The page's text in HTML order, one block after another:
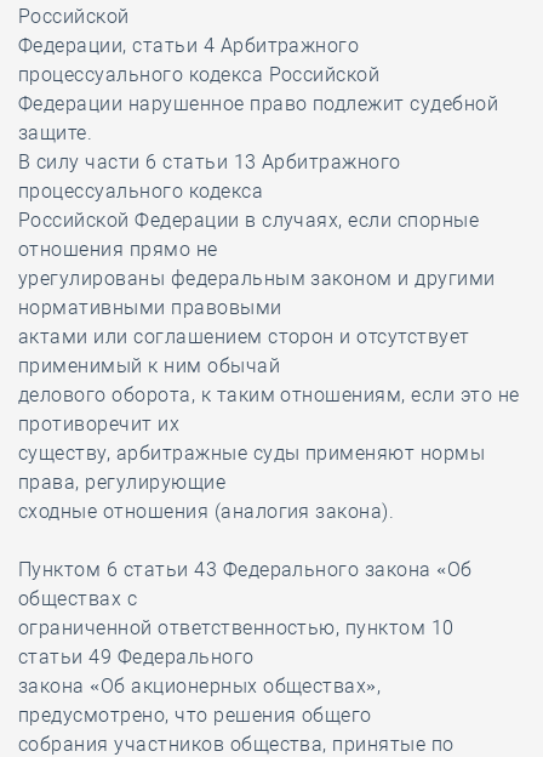
Российской
Федерации, статьи 4 Арбитражного
процессуального кодекса Российской
Федерации нарушенное право подлежит судебной
защите.
В силу части 6 статьи 13 Арбитражного
процессуального кодекса
Российской Федерации в случаях, если спорные
отношения прямо не
урегулированы федеральным законом и другими
нормативными правовыми
актами или соглашением сторон и отсутствует
применимый к ним обычай
делового оборота, к таким отношениям, если это не
противоречит их
существу, арбитражные суды применяют нормы
права, регулирующие
сходные отношения (аналогия закона).
Пунктом 6 статьи 43 Федерального закона «Об
обществах с
ограниченной ответственностью, пунктом 10
статьи 49 Федерального
закона «Об акционерных обществах»,
предусмотрено, что решения общего
собрания участников общества, принятые по